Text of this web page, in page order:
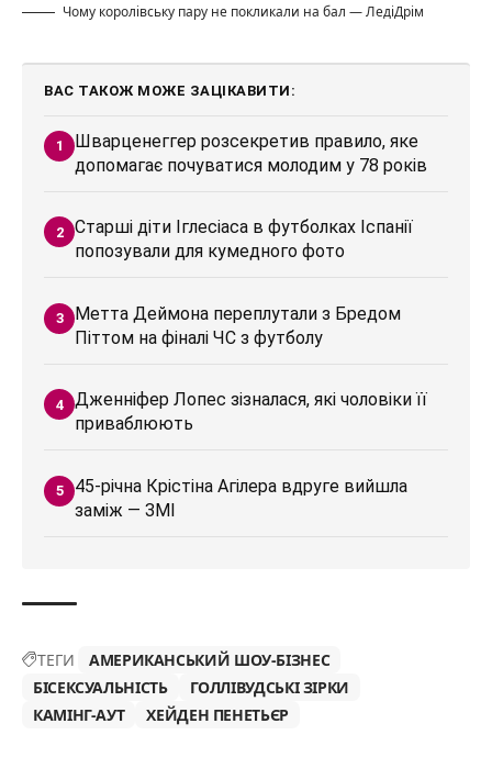
Чому королівську пару не покликали на бал — ЛедіДрім
ВАС ТАКОЖ МОЖЕ ЗАЦІКАВИТИ:
Шварценеггер розсекретив правило, яке
допомагає почуватися молодим у 78 років
Старші діти Іглесіаса в футболках Іспанії
попозували для кумедного фото
Метта Деймона переплутали з Бредом
Піттом на фіналі ЧС з футболу
Дженніфер Лопес зізналася, які чоловіки її
приваблюють
45-річна Крістіна Агілера вдруге вийшла
заміж — ЗМІ
ТЕГИ
АМЕРИКАНСЬКИЙ ШОУ-БІЗНЕС
БІСЕКСУАЛЬНІСТЬ
ГОЛЛІВУДСЬКІ ЗІРКИ
КАМІНГ-АУТ
ХЕЙДЕН ПЕНЕТЬЄР